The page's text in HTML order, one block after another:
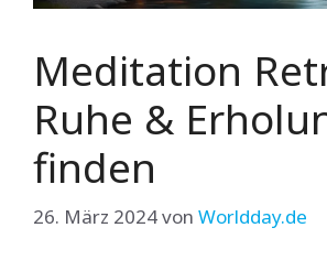
Meditation
Ruhe &
finden
26. März 2024von Worldday.de